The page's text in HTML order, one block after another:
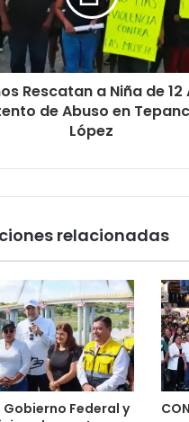
Rescatan a Niña de 12
de Abuso en
López
relacionadas
Federal y